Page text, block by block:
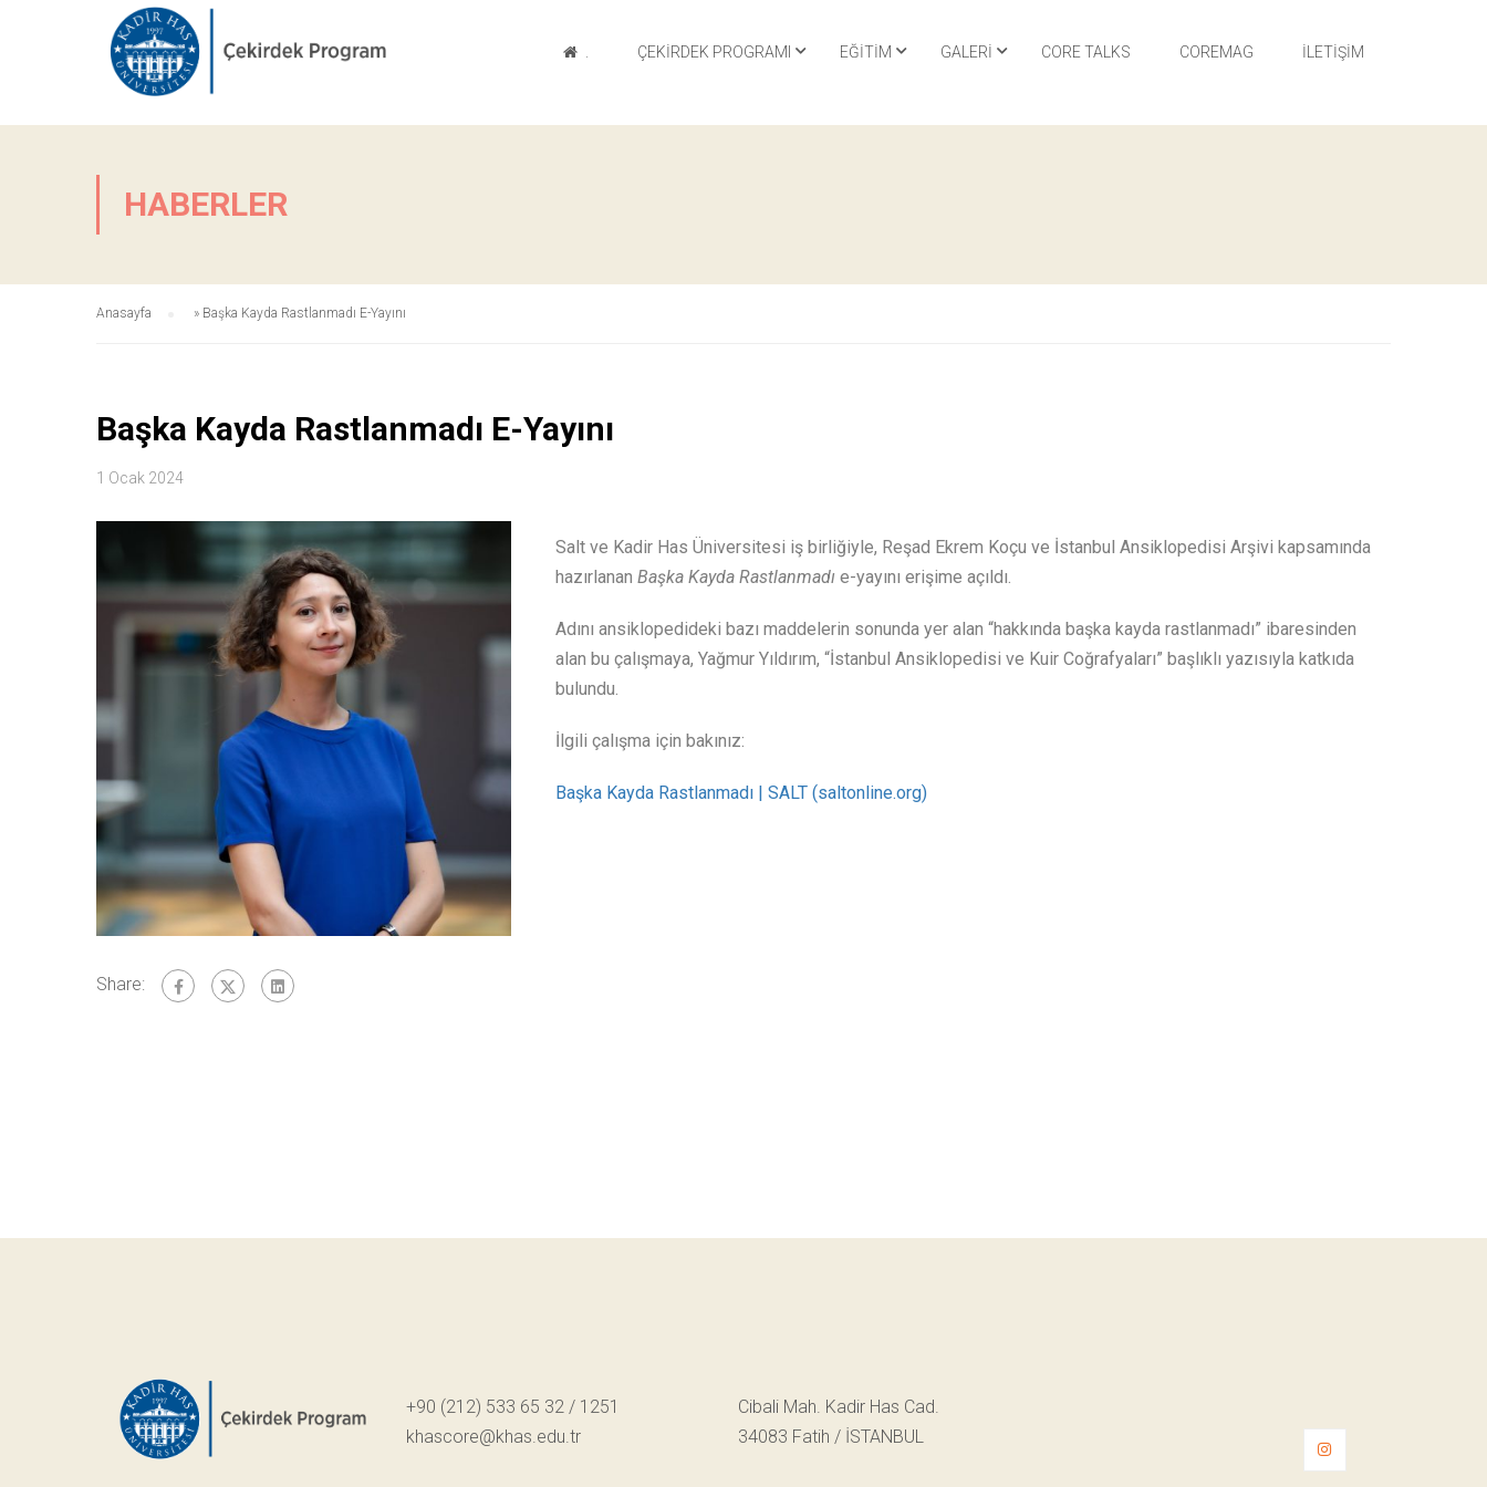
ÇEKIRDEK PROGRAMI EĞITIM GALERI CORE TALKS COREMAG İLETIŞIM
HABERLER
Anasayfa » Başka Kayda Rastlanmadı E-Yayını
Başka Kayda Rastlanmadı E-Yayını
1 Ocak 2024
Salt ve Kadir Has Üniversitesi iş birliğiyle, Reşad Ekrem Koçu ve İstanbul Ansiklopedisi Arşivi kapsamında
hazırlanan Başka Kayda Rastlanmadı e-yayını erişime açıldı.
Adını ansiklopedideki bazı maddelerin sonunda yer alan “hakkında başka kayda rastlanmadı” ibaresinden
alan bu çalışmaya, Yağmur Yıldırım, “İstanbul Ansiklopedisi ve Kuir Coğrafyaları” başlıklı yazısıyla katkıda
bulundu.
İlgili çalışma için bakınız:
Başka Kayda Rastlanmadı | SALT (saltonline.org)
Share:
+90 (212) 533 65 32 / 1251
khascore@khas.edu.tr
Cibali Mah. Kadir Has Cad.
34083 Fatih / İSTANBUL